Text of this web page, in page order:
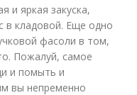
и яркая закуска,
в кладовой. Еще одно
фасоли в том,
Пожалуй, самое
и помыть и
вы непременно